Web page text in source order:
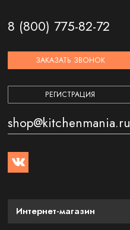
8 (800) 775-82-72
ЗАКАЗАТЬ ЗВОНОК
РЕГИСТРАЦИЯ
shop@kitchenmania.ru
Интернет-магазин